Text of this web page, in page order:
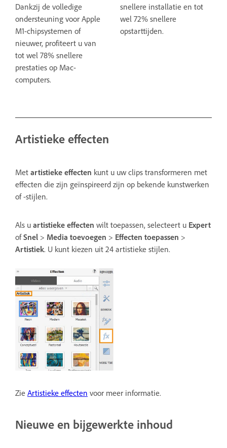
Dankzij de volledige
ondersteuning voor Apple
M1-chipsystemen of
nieuwer, profiteert u van
tot wel 78% snellere
prestaties op Mac-
computers.
snellere installatie en tot
wel 72% snellere
opstarttijden.
Artistieke effecten
Met artistieke effecten kunt u uw clips transformeren met
effecten die zijn geïnspireerd zijn op bekende kunstwerken
of -stijlen.
Als u artistieke effecten wilt toepassen, selecteert u Expert
ofSnel > Media toevoegen > Effecten toepassen >
Artistiek. U kunt kiezen uit 24 artistieke stijlen.
Zie Artistieke effecten voor meer informatie.
Nieuwe en bijgewerkte inhoud